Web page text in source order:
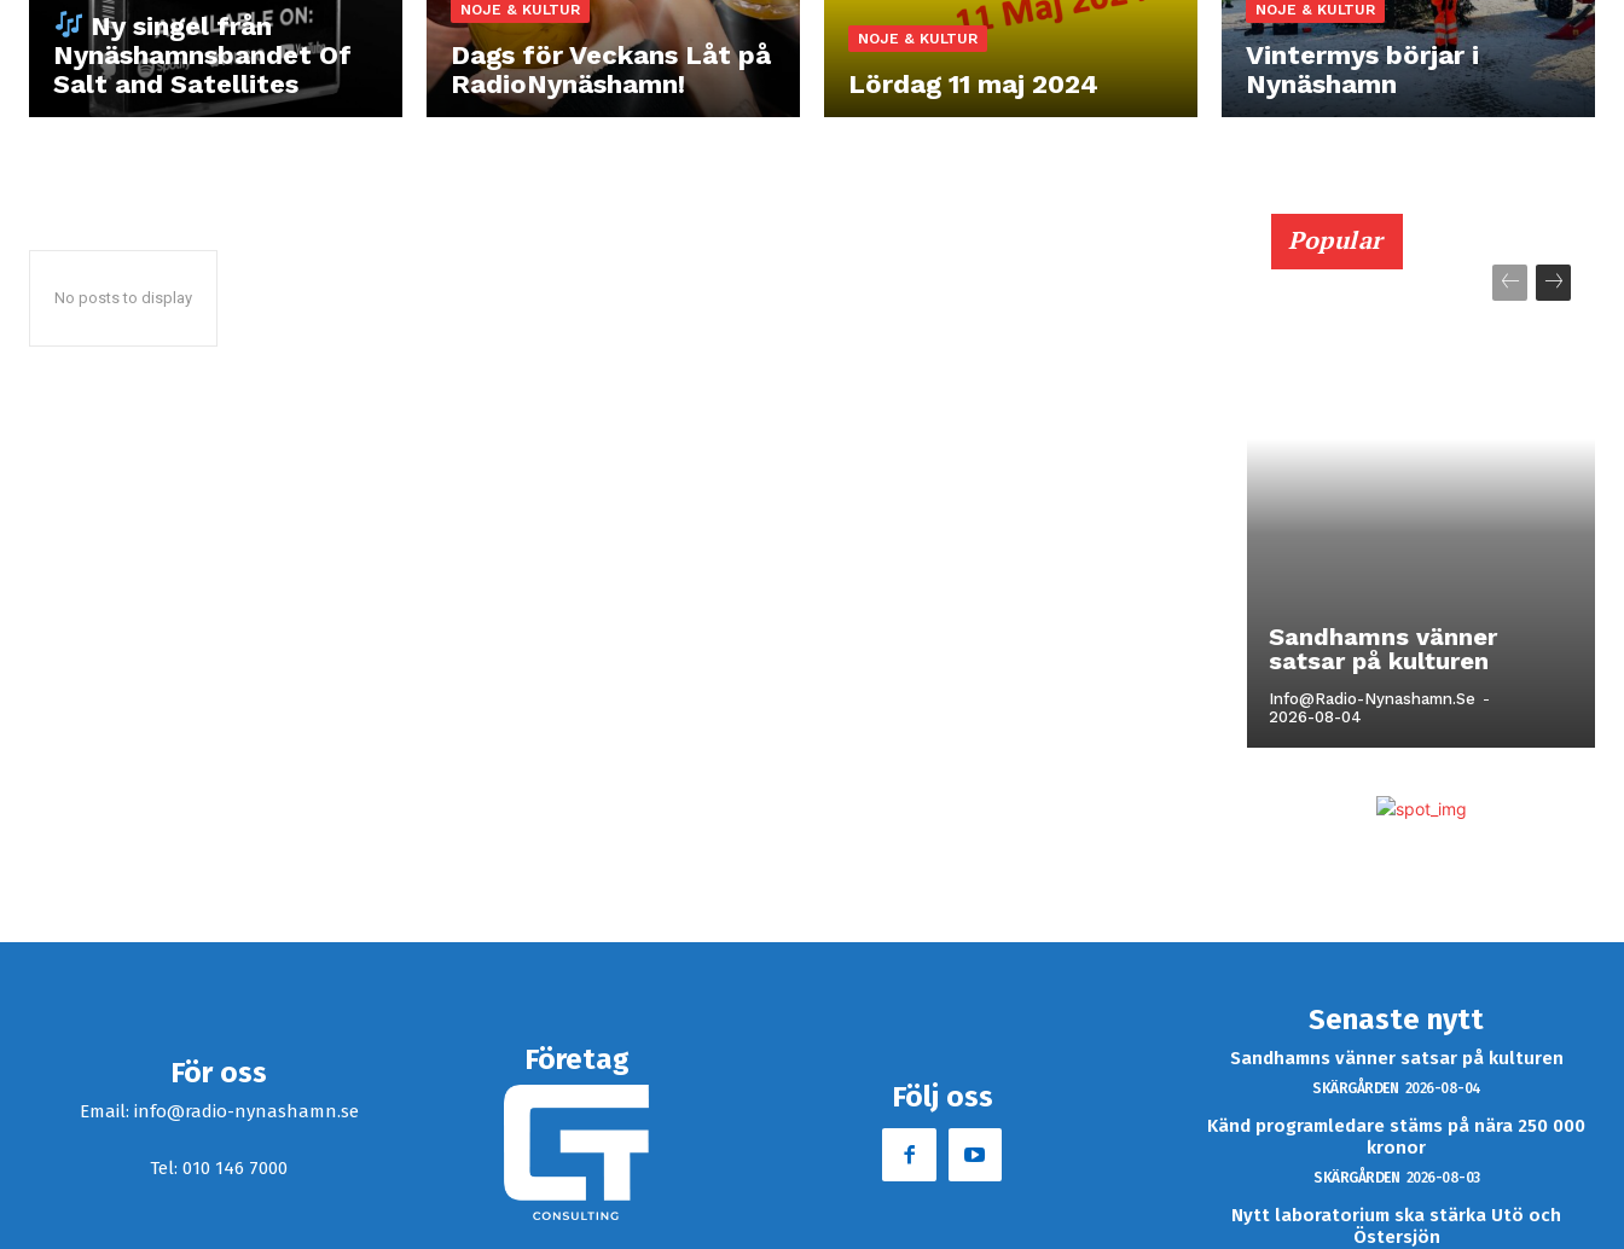
Ny singel från
Nynäshamnsbandet Of
Salt and Satellites
NOJE & KULTUR
Dags för Veckans Låt på
RadioNynäshamn!
NOJE & KULTUR
Lördag 11 maj 2024
NOJE & KULTUR
Vintermys börjar i
Nynäshamn
No posts to display
Popular
Sandhamns vänner
satsar på kulturen
Info@radio-Nynashamn.se -
2026-08-04
För oss
Email: info@radio-nynashamn.se
Tel: 010 146 7000
Företag
Följ oss
Senaste nytt
Sandhamns vänner satsar på kulturen
SKÄRGÅRDEN 2026-08-04
Känd programledare stäms på nära 250 000
kronor
SKÄRGÅRDEN 2026-08-03
Nytt laboratorium ska stärka Utö och
Östersjön